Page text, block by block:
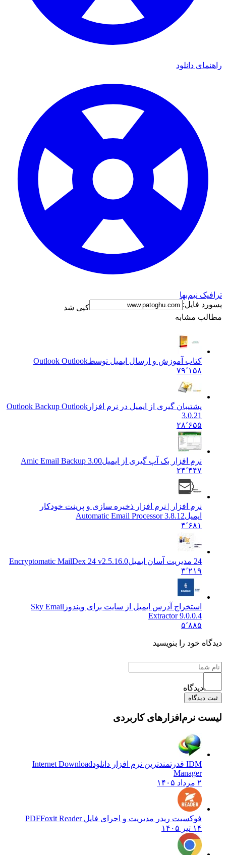
راهنمای دانلود
ترافیک نیم‌بها
پسورد فایل:
کپی شد
مطالب مشابه
کتاب آموزش و ارسال ایمیل توسطOutlook Outlook
۷۹٬۱۵۸
پشتیبان گیری از ایمیل در نرم افزار Outlook Backup Outlook
3.0.21
۲۸٬۶۵۵
نرم افزار بک آپ گیری از ایمیلAmic Email Backup 3.00
۲۴٬۴۴۷
نرم افزار | نرم افزار ذخیره سازی و پرینت خودکار
ایمیلAutomatic Email Processor 3.8.12
۴٬۶۸۱
24 مدیریت آسان ایمیل
Encryptomatic MailDex 24 v2.5.16.0
۳٬۲۱۹
استخراج آدرس ایمیل از سایت برای ویندوز Sky Email
Extractor 9.0.0.4
۵٬۸۸۵
دیدگاه خود را بنویسید
دیدگاه
ثبت دیدگاه
لیست نرم‌افزارهای کاربردی
IDM قدرتمندترین نرم افزار دانلود
Internet Download
Manager
۲ مرداد ۱۴۰۵
فوکسیت ریدر مدیریت و اجرای فایل PDFFoxit Reader
۱۴ تیر ۱۴۰۵